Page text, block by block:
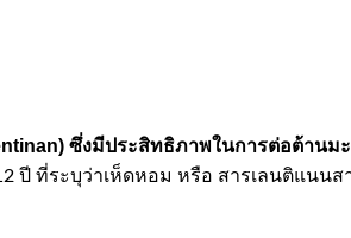
ซึ่งมีประสิทธิภาพในการต่อต้านมะ
ปี ที่ระบุว่าเห็ดหอม หรือ สารเลนติแนน